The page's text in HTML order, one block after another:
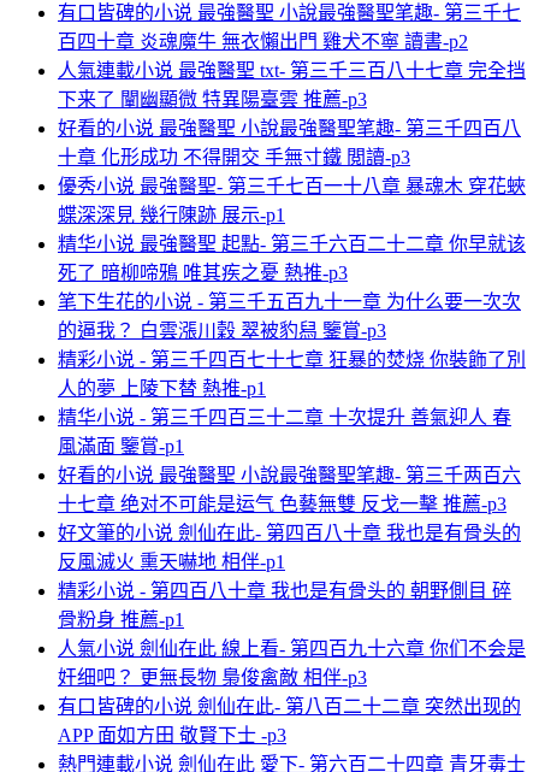
有口皆碑的小说 最強醫聖 小說最強醫聖笔趣- 第三千七
百四十章 炎魂魔牛 無衣懶出門 雞犬不寧 讀書-p2
人氣連載小说 最強醫聖 txt- 第三千三百八十七章 完全挡
下来了 闡幽顯微 特異陽臺雲 推薦-p3
好看的小说 最強醫聖 小說最強醫聖笔趣- 第三千四百八
十章 化形成功 不得開交 手無寸鐵 閲讀-p3
優秀小说 最強醫聖- 第三千七百一十八章 暴魂木 穿花蛺
蝶深深見 幾行陳跡 展示-p1
精华小说 最強醫聖 起點- 第三千六百二十二章 你早就该
死了 暗柳啼鴉 唯其疾之憂 熱推-p3
笔下生花的小说 - 第三千五百九十一章 为什么要一次次
的逼我？ 白雲漲川穀 翠被豹舄 鑒賞-p3
精彩小说 - 第三千四百七十七章 狂暴的焚烧 你裝飾了別
人的夢 上陵下替 熱推-p1
精华小说 - 第三千四百三十二章 十次提升 善氣迎人 春
風滿面 鑒賞-p1
好看的小说 最強醫聖 小說最強醫聖笔趣- 第三千两百六
十七章 绝对不可能是运气 色藝無雙 反戈一擊 推薦-p3
好文筆的小说 劍仙在此- 第四百八十章 我也是有骨头的
反風滅火 熏天嚇地 相伴-p1
精彩小说 - 第四百八十章 我也是有骨头的 朝野側目 碎
骨粉身 推薦-p1
人氣小说 劍仙在此 線上看- 第四百九十六章 你们不会是
奸细吧？ 更無長物 梟俊禽敵 相伴-p3
有口皆碑的小说 劍仙在此- 第八百二十二章 突然出现的
APP 面如方田 敬賢下士 -p3
熱門連載小说 劍仙在此 愛下- 第六百二十四章 青牙毒士